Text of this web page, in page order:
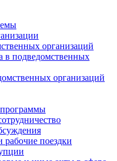
организаций
в подведомственных
организаций
поездки